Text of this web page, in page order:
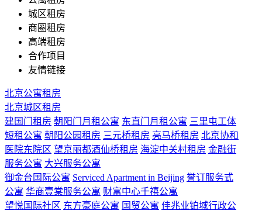
城区租房
商圈租房
高端租房
合作项目
友情链接
北京公寓租房
北京城区租房
建国门租房 朝阳门月租公寓 东直门月租公寓 三里屯工体
短租公寓 朝阳公园租房 三元桥租房 亮马桥租房 北京协和
医院东院区 望京丽都酒仙桥租房 海淀中关村租房 金融街
服务公寓 大兴服务公寓
御金台国际公寓 Serviced Apartment in Beijing 誉订服务式
公寓 华商壹棠服务公寓 财富中心千禧公寓
望悦国际社区 东方豪庭公寓 国贸公寓 佳兆业铂域行政公